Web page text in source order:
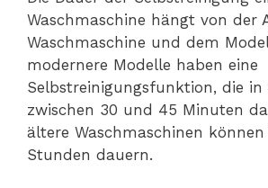
Waschmaschine hängt von der
Waschmaschine und dem
modernere Modelle haben eine
Selbstreinigungsfunktion, die in
zwischen 30 und 45 Minuten
ältere Waschmaschinen
Stunden dauern.